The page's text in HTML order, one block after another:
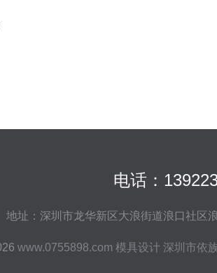
电话：
地址：深圳市龙华新区大浪街道浪口社区
www.0755898.com 模具设计 深圳市依